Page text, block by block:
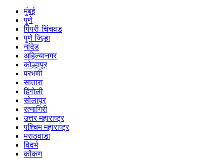
मुंबई
पुणे
पिंपरी-चिंचवड
पुणे जिल्हा
नांदेड
अहिल्यानगर
कोल्हापूर
परभणी
सातारा
हिंगोली
सोलापूर
रत्नागिरी
उत्तर महाराष्ट्र
पश्चिम महाराष्ट्र
मराठवाडा
विदर्भ
कोंकण